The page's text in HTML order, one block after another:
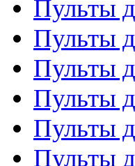
Пульты
Пульты
Пульты
Пульты
Пульты
Пульты